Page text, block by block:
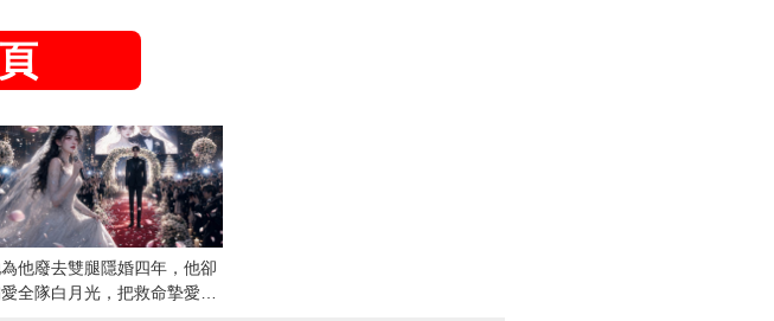
他廢去雙腿隱婚四年，他卻
全隊白月光，把救命摯愛當